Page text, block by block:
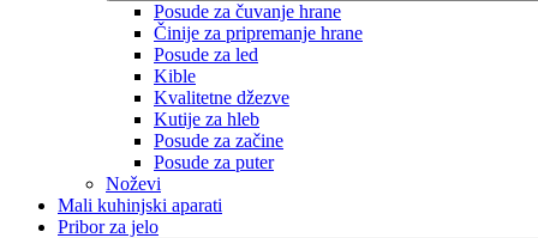
Posude za čuvanje hrane
Činije za pripremanje hrane
Posude za led
Kible
Kvalitetne džezve
Kutije za hleb
Posude za začine
Posude za puter
Noževi
Mali kuhinjski aparati
Pribor za jelo